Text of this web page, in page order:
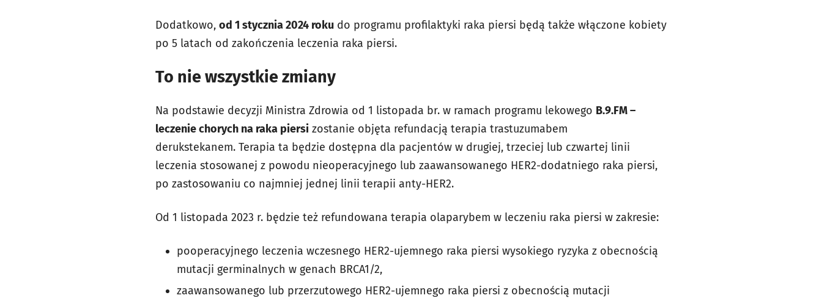
Dodatkowo, od 1 stycznia 2024 roku do programu profilaktyki raka piersi będą także włączone kobiety
po 5 latach od zakończenia leczenia raka piersi.
To nie wszystkie zmiany
Na podstawie decyzji Ministra Zdrowia od 1 listopada br. w ramach programu lekowego B.9.FM –
leczenie chorych na raka piersi zostanie objęta refundacją terapia trastuzumabem
derukstekanem. Terapia ta będzie dostępna dla pacjentów w drugiej, trzeciej lub czwartej linii
leczenia stosowanej z powodu nieoperacyjnego lub zaawansowanego HER2-dodatniego raka piersi,
po zastosowaniu co najmniej jednej linii terapii anty-HER2.
Od 1 listopada 2023 r. będzie też refundowana terapia olaparybem w leczeniu raka piersi w zakresie:
pooperacyjnego leczenia wczesnego HER2-ujemnego raka piersi wysokiego ryzyka z obecnością
mutacji germinalnych w genach BRCA1/2,
zaawansowanego lub przerzutowego HER2-ujemnego raka piersi z obecnością mutacji